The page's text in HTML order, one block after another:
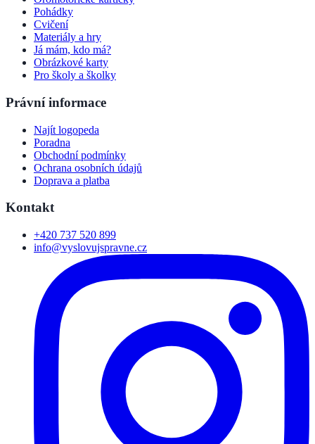
Pohádky
Cvičení
Materiály a hry
Já mám, kdo má?
Obrázkové karty
Pro školy a školky
Právní informace
Najít logopeda
Poradna
Obchodní podmínky
Ochrana osobních údajů
Doprava a platba
Kontakt
+420 737 520 899
info@vyslovujspravne.cz